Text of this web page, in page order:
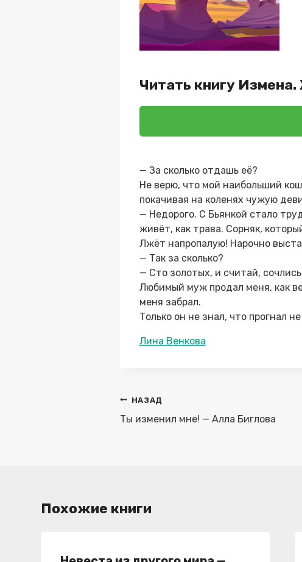
Читать книгу
— За сколько отдашь её?
Не верю, что мой наибольший
покачивая на коленях чужую
— Недорого. С Бьянкой стало
живёт, как трава. Сорняк,
Лжёт напропалую! Нарочно
— Так за сколько?
— Сто золотых, и считай,
Любимый муж продал меня, как
меня забрал.
Только он не знал, что прогнал
Метки
Лина Венкова
Навигация
по
НАЗАД
Ты изменил мне! — Алла Биглова
Похожие книги